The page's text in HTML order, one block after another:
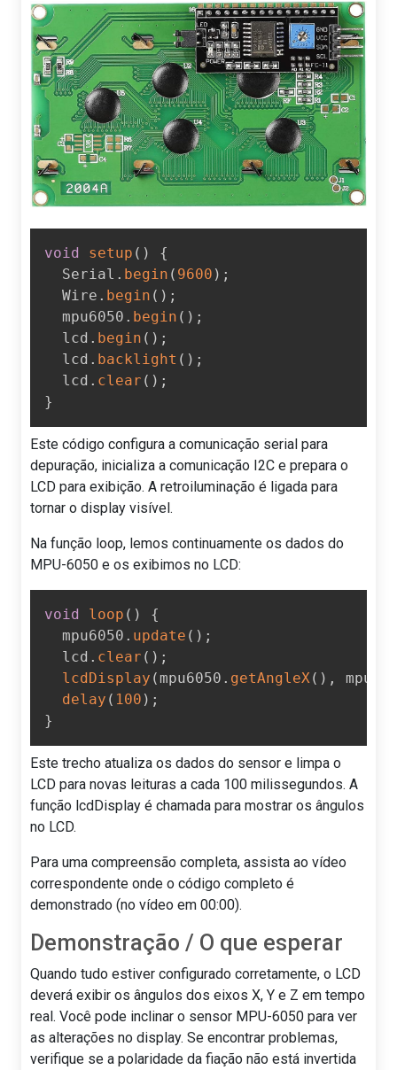
void setup ( )
{
  Serial
. begin ( 9600 ) ;
  Wire
. begin ( ) ;
  mpu6050
. begin ( ) ;
  lcd
. begin ( ) ;
  lcd
. backlight ( ) ;
  lcd
. clear ( ) ;
}
Este código configura a comunicação serial para
depuração, inicializa a comunicação I2C e prepara o
LCD para exibição. A retroiluminação é ligada para
tornar o display visível.
Na função loop, lemos continuamente os dados do
MPU-6050 e os exibimos no LCD:
void loop ( )
{
  mpu6050
. update ( ) ;
  lcd
. clear ( ) ;
lcdDisplay ( mpu6050 . getAngleX( ) ,
delay ( 100 ) ;
}
Este trecho atualiza os dados do sensor e limpa o
LCD para novas leituras a cada 100 milissegundos. A
função lcdDisplay é chamada para mostrar os ângulos
no LCD.
Para uma compreensão completa, assista ao vídeo
correspondente onde o código completo é
demonstrado (no vídeo em 00:00).
Demonstração / O que esperar
Quando tudo estiver configurado corretamente, o LCD
deverá exibir os ângulos dos eixos X, Y e Z em tempo
real. Você pode inclinar o sensor MPU-6050 para ver
as alterações no display. Se encontrar problemas,
verifique se a polaridade da fiação não está invertida